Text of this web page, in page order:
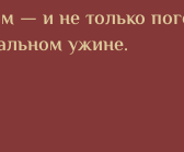
— и не только
ужине.